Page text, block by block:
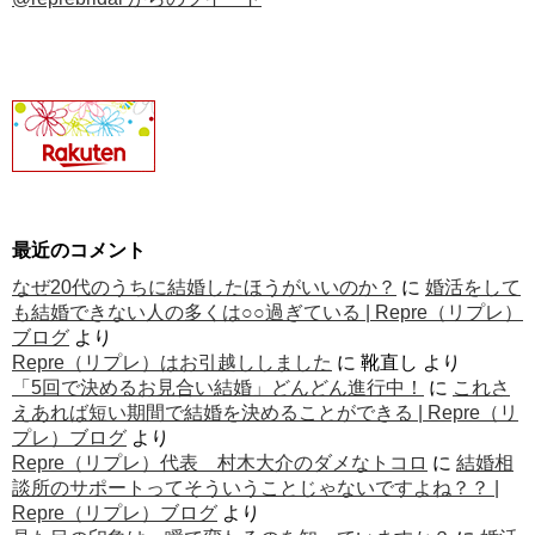
最近のコメント
なぜ20代のうちに結婚したほうがいいのか？ に 婚活をして
も結婚できない人の多くは○○過ぎている | Repre（リプレ）
ブログ より
Repre（リプレ）はお引越ししました に 靴直し より
「5回で決めるお見合い結婚」どんどん進行中！
に これさ
えあれば短い期間で結婚を決めることができる | Repre（リ
プレ）ブログ より
Repre（リプレ）代表 村木大介のダメなトコロ に 結婚相
談所のサポートってそういうことじゃないですよね？？ |
Repre（リプレ）ブログ より